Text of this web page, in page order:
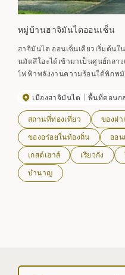
หมู่บ้านฮาจิมันไตออนเซ็น
ฮาจิมันไต ออนเซ็นเคียวเริ่มต้น
นมัตสึโอะได้เข้ามาเป็นศูนย์กลา
ไฟฟ้าพลังงานความร้อนใต้พิภพ
ทางทิศใต้และเทือกเขาฮาจิมันไ
เช่น โรงแรมน้ำพุร้อน โรงแรมขน
เฮาส์ ในฤดูหนาว ลานสกีของฮาจิ
ทอดยาวโดยมีภูเขาอิวาเตะเป็นฉ
สว่างไสวก็ดูสวยงามมาก
เมืองฮาจิมันไต พื้นที่ตอนก
สถานที่ท่องเที่ยว
ของฝา
ของอร่อยในท้องถิ่น
ออ
เกสต์เฮาส์
เรียวกัง
บำนาญ